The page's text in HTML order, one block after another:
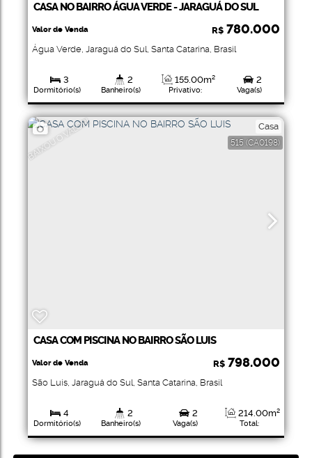
CASA NO BAIRRO ÁGUA VERDE - JARAGUÁ DO SUL
R$ 780.000
Valor de Venda
Água Verde, Jaraguá do Sul, Santa Catarina, Brasil
3
Dormitório(s)
2
Banheiro(s) Privativo:
155.00m²
1
300.00m²
2
Vaga(s)
BAIXOU O VALOR! 515 (CA0198)
Casa
CASA COM PISCINA NO BAIRRO SÃO LUIS
R$ 798.000
Valor de Venda
São Luís, Jaraguá do Sul, Santa Catarina, Brasil
4
Dormitório(s)
2
Banheiro(s) Total:
214 .00m²
2
Vaga(s)
185.00~
200.00m²
Terreno:
560.00m²